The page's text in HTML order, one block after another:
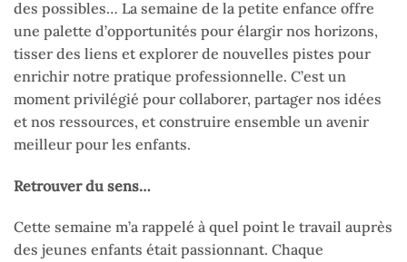
des possibles… La semaine de la petite enfance offre
une palette d’opportunités pour élargir nos horizons,
tisser des liens et explorer de nouvelles pistes pour
enrichir notre pratique professionnelle. C’est un
moment privilégié pour collaborer, partager nos idées
et nos ressources, et construire ensemble un avenir
meilleur pour les enfants.
Retrouver du sens…
Cette semaine m’a rappelé à quel point le travail auprès
des jeunes enfants était passionnant. Chaque